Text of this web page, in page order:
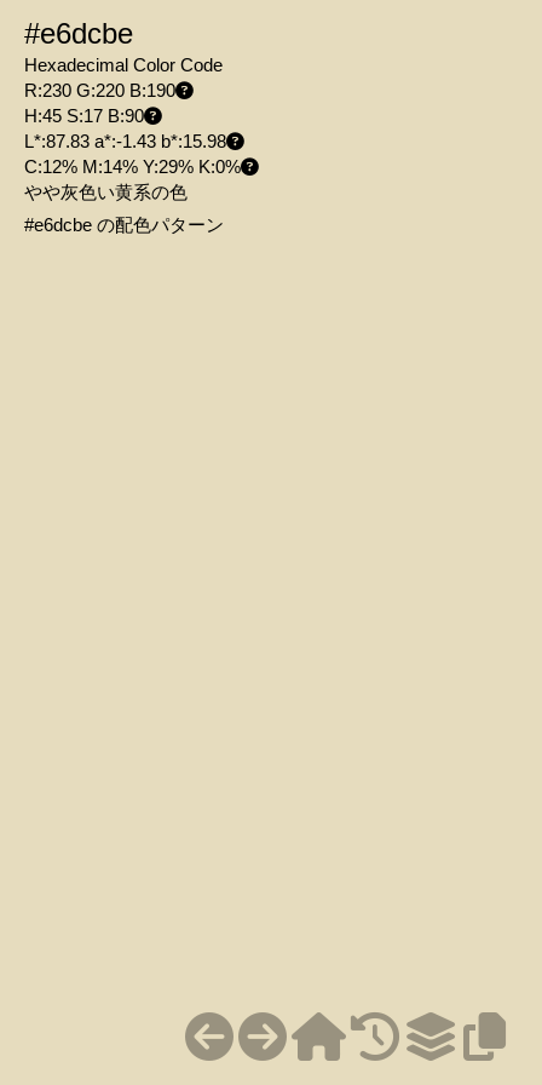
#e6dcbe
Hexadecimal Color Code
R:230 G:220 B:190
H:45 S:17 B:90
L*:87.83 a*:-1.43 b*:15.98
C:12% M:14% Y:29% K:0%
やや灰色い黄系の色
#e6dcbe の配色パターン